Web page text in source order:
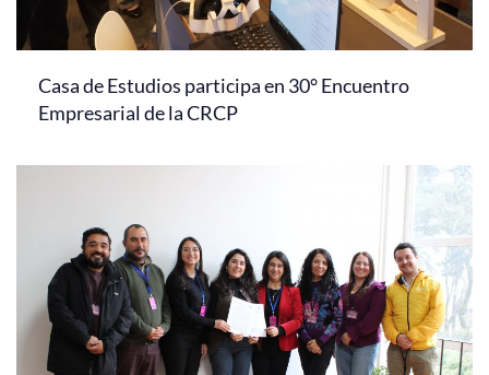
Casa de Estudios participa en 30° Encuentro
Empresarial de la CRCP